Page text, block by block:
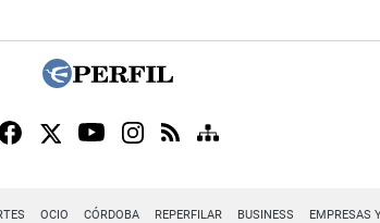
OCIO CÓRDOBA REPERFILAR BUSINESS EMPRESAS